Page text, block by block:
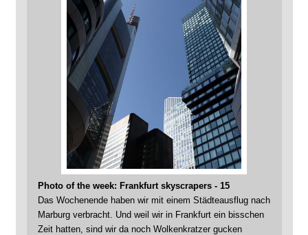
Photo of the week: Frankfurt skyscrapers - 15
Das Wochenende haben wir mit einem Städteausflug nach
Marburg verbracht. Und weil wir in Frankfurt ein bisschen
Zeit hatten, sind wir da noch Wolkenkratzer gucken